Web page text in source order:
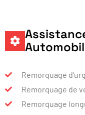
Remorquage
Remorquage de
Remorquage